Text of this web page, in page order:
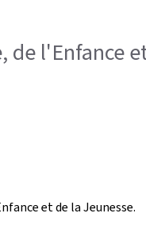
l'Enfance
et de la Jeunesse.